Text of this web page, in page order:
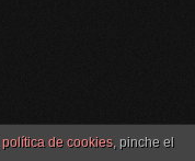
política de cookies, pinche el